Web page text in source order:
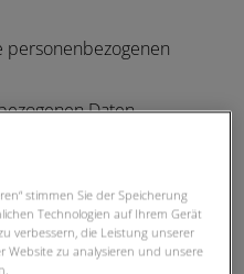
personenbezogenen
Daten
stimmen Sie der Speicherung
Technologien auf Ihrem Gerät
verbessern, die Leistung unserer
Website zu analysieren und unsere